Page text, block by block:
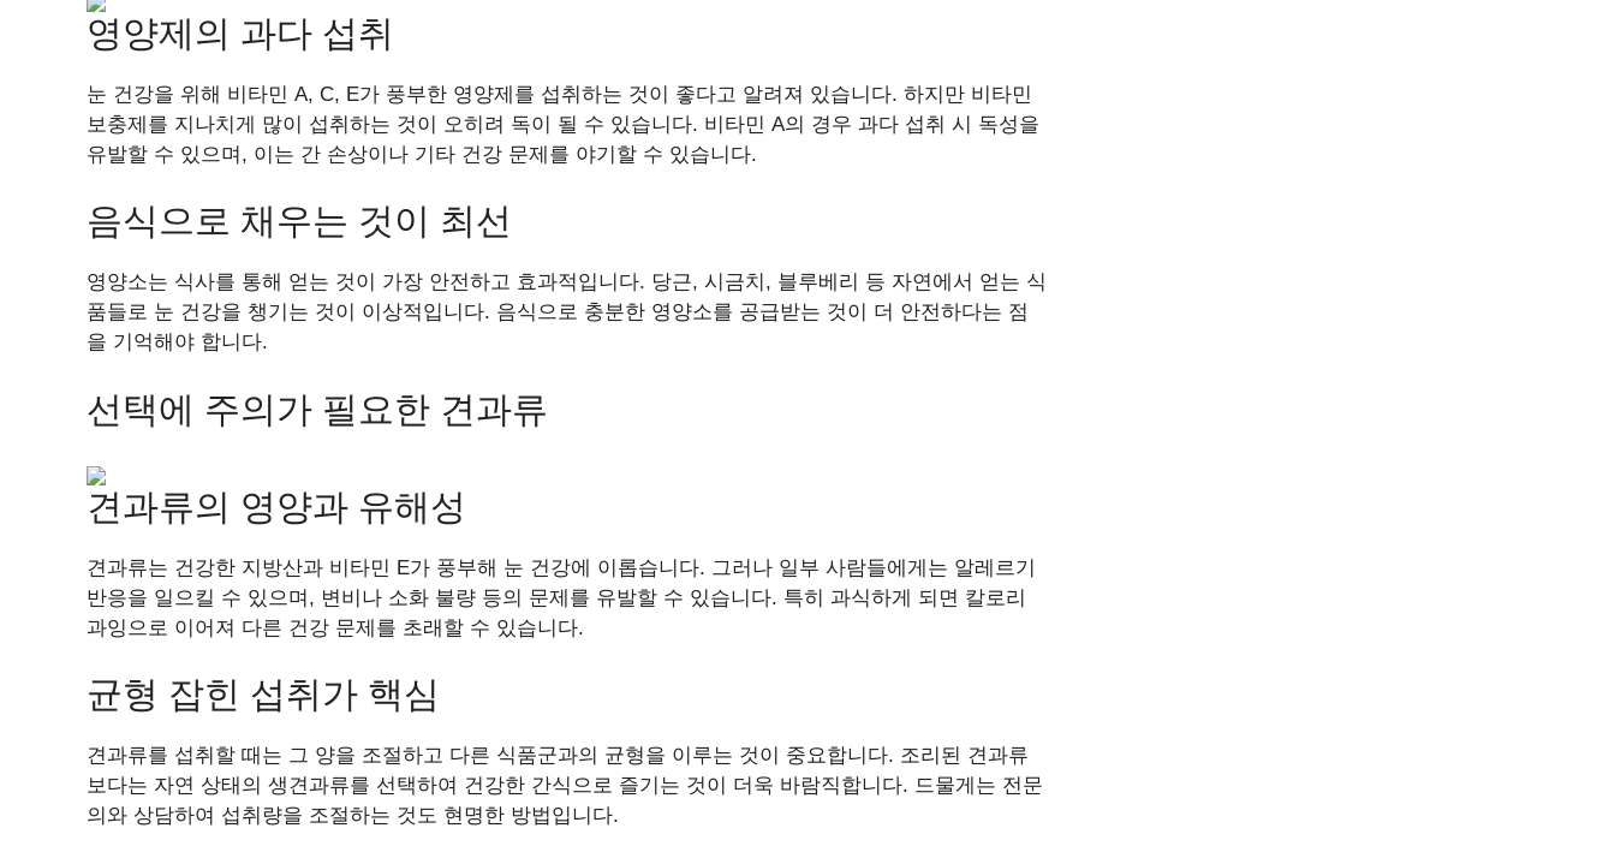
영양제의 과다 섭취
눈 건강을 위해 비타민 A, C, E가 풍부한 영양제를 섭취하는 것이 좋다고 알려져 있습니다. 하지만 비타민
보충제를 지나치게 많이 섭취하는 것이 오히려 독이 될 수 있습니다. 비타민 A의 경우 과다 섭취 시 독성을
유발할 수 있으며, 이는 간 손상이나 기타 건강 문제를 야기할 수 있습니다.
음식으로 채우는 것이 최선
영양소는 식사를 통해 얻는 것이 가장 안전하고 효과적입니다. 당근, 시금치, 블루베리 등 자연에서 얻는 식
품들로 눈 건강을 챙기는 것이 이상적입니다. 음식으로 충분한 영양소를 공급받는 것이 더 안전하다는 점
을 기억해야 합니다.
선택에 주의가 필요한 견과류
견과류의 영양과 유해성
견과류는 건강한 지방산과 비타민 E가 풍부해 눈 건강에 이롭습니다. 그러나 일부 사람들에게는 알레르기
반응을 일으킬 수 있으며, 변비나 소화 불량 등의 문제를 유발할 수 있습니다. 특히 과식하게 되면 칼로리
과잉으로 이어져 다른 건강 문제를 초래할 수 있습니다.
균형 잡힌 섭취가 핵심
견과류를 섭취할 때는 그 양을 조절하고 다른 식품군과의 균형을 이루는 것이 중요합니다. 조리된 견과류
보다는 자연 상태의 생견과류를 선택하여 건강한 간식으로 즐기는 것이 더욱 바람직합니다. 드물게는 전문
의와 상담하여 섭취량을 조절하는 것도 현명한 방법입니다.